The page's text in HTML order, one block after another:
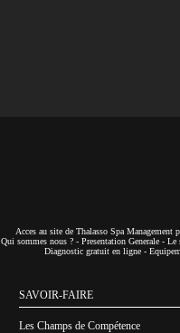
Acces au site de Thalasso Spa Management
Qui sommes nous ? - Presentation Generale - Le
Diagnostic gratuit en ligne-
SAVOIR-FAIRE
Les Champs de Compétence